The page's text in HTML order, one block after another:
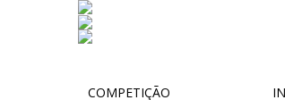
COMPETIÇÃO